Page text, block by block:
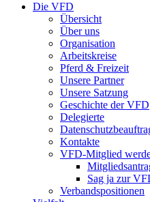
Die VFD
Übersicht
Über uns
Organisation
Arbeitskreise
Pferd & Freizeit
Unsere Partner
Unsere Satzung
Geschichte der VFD
Delegierte
Kontakte
VFD-Mitglied
Sag ja zur
Verbandspositionen